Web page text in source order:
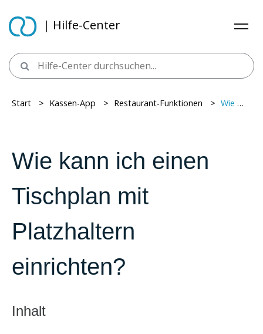
| Hilfe-Center
Start > ​ Kassen-App > ​ Restaurant-Funktionen > ​ Wie kann ich einen Tischplan mit Platzhaltern einrichten?
Wie kann ich einen
Tischplan mit
Platzhaltern
einrichten?